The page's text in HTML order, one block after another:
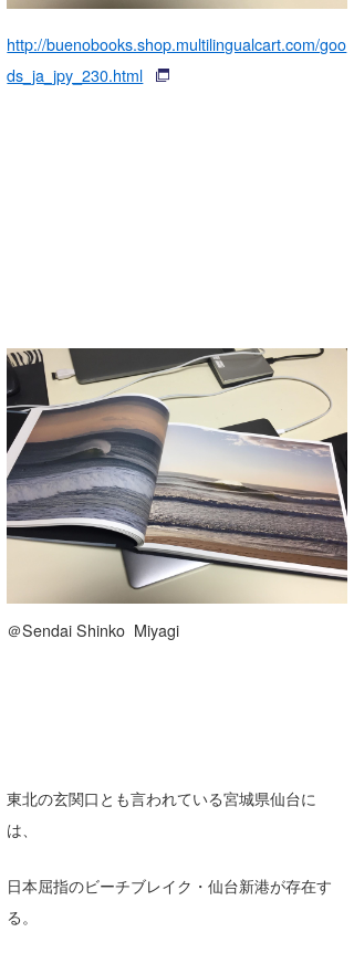
http://buenobooks.shop.multilingualcart.com/goo
ds_ja_jpy_230.html
＠Sendai Shinko Miyagi
東北の玄関口とも言われている宮城県仙台に
は、
日本屈指のビーチブレイク・仙台新港が存在す
る。
四国
沖縄
サーファーズ
Naoya Kimoto
mitsuteru Kamio
Yasunari Inoue
Yoshiyuki Obata
arukasvision
DELTA FORCE SURF
CBA Films
メディア
SURFMEDIA
Colors MAGAZINE
WAVAL
波伝説アンバサダー/プロライダー
福島寿実子
中浦“JET”章
嵯峨明日香
田原啓江
波伝説スタッフ
☆加藤
+☆maki☆+
chan-U
波伝説